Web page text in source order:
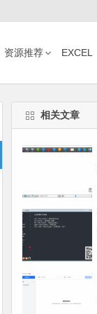
资源推荐 EXCEL
相关文章